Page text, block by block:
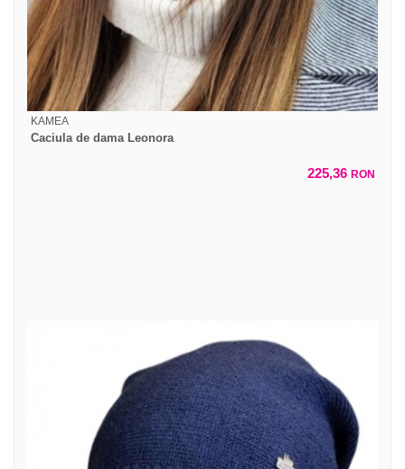
KAMEA
Caciula de dama Leonora
225,36 RON